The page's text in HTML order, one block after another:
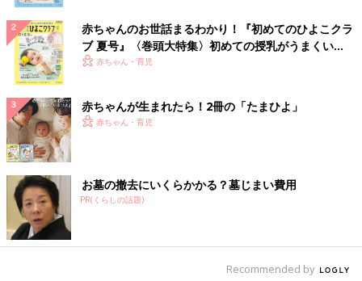
赤ちゃんのお世話まるわかり！『初めてのひよこクラ
ブ 夏号』〈巻頭大特集〉初めての授乳がうまくい
く！ おっぱい・ミルクの基本と夏のトラブル 解決テ
赤ちゃん・育児
赤ちゃんが生まれたら！2冊の「たまひよ」
赤ちゃん・育児
お墓の撤去にいくらかかる？墓じまい費用
PR(くらしの話題)
Recommended by